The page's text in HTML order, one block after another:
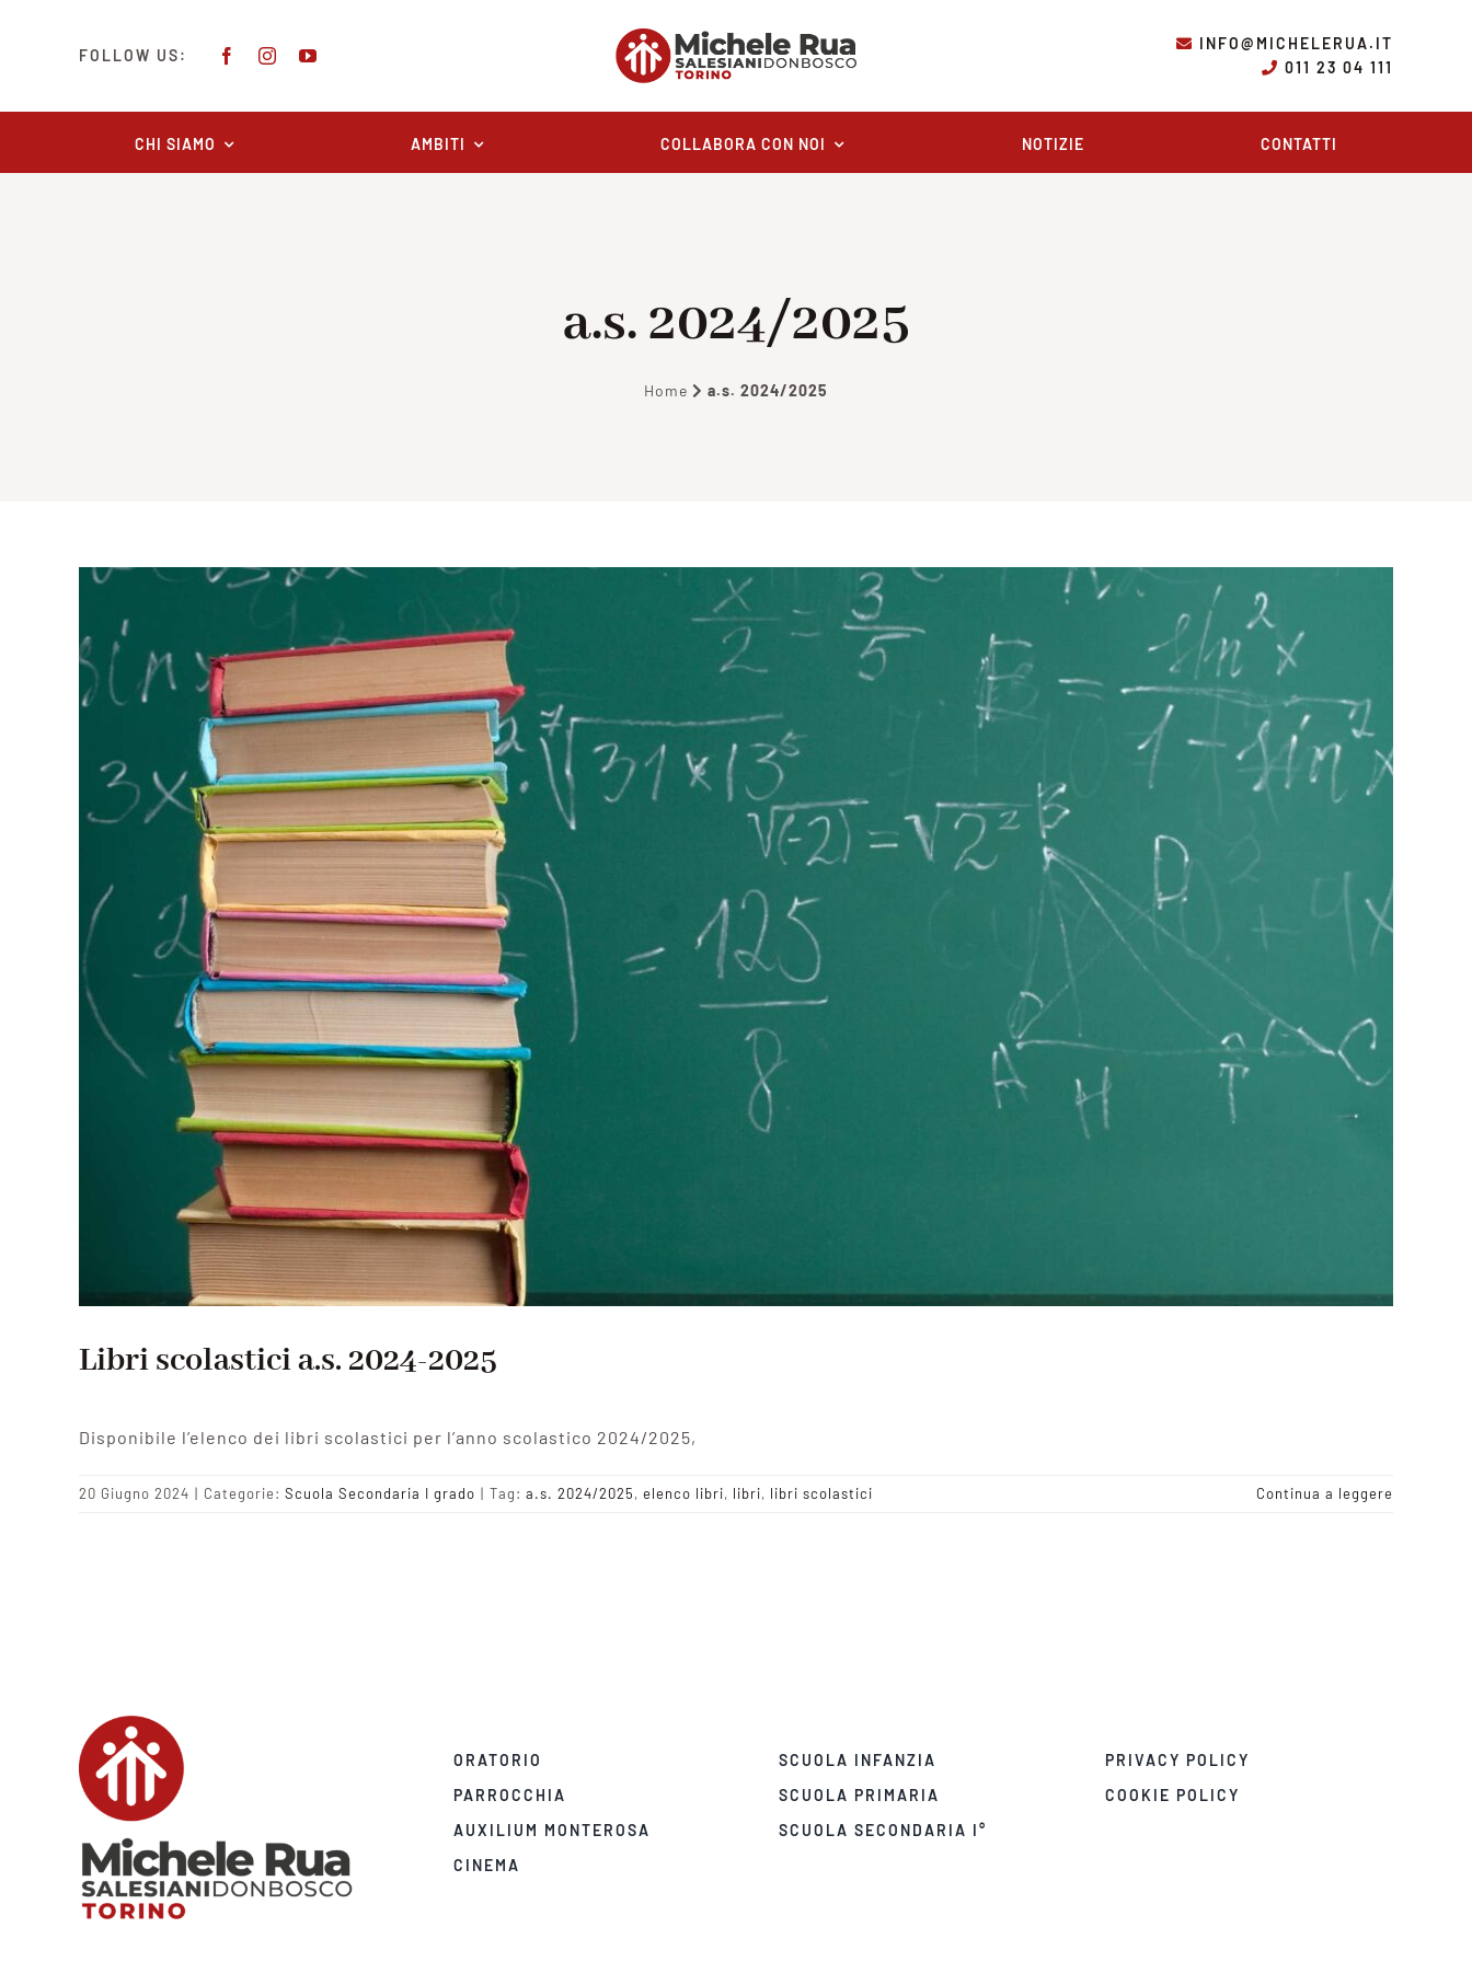
FOLLOW US:
INFO@MICHELERUA.IT
011 23 04 111
CHI SIAMO AMBITI COLLABORA CON NOI NOTIZIE CONTATTI
a.s. 2024/2025
Home a.s. 2024/2025
Libri scolastici a.s. 2024-2025
Disponibile l’elenco dei libri scolastici per l’anno scolastico 2024/2025,
20 Giugno 2024 | Categorie: Scuola Secondaria I grado | Tag: a.s. 2024/2025, elenco libri, libri, libri scolastici Continua a leggere
ORATORIO
PARROCCHIA
AUXILIUM MONTEROSA
CINEMA
SCUOLA INFANZIA
SCUOLA PRIMARIA
SCUOLA SECONDARIA I°
PRIVACY POLICY
COOKIE POLICY